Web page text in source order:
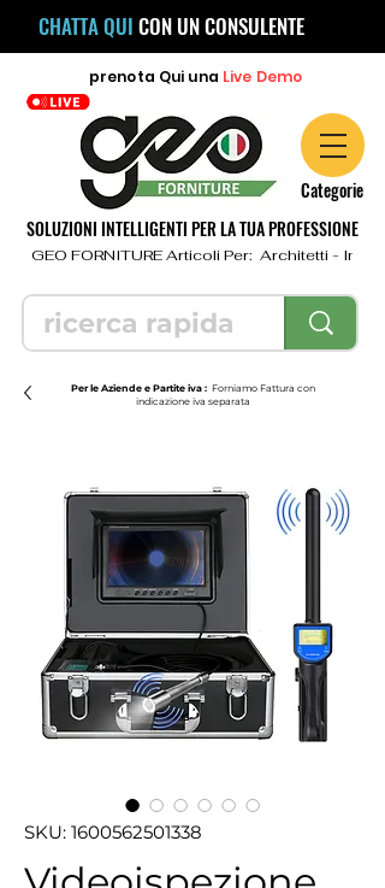
CHATTA QUI CON UN CONSULENTE
prenota Qui una Live Demo
Categorie
SOLUZIONI INTELLIGENTI PER LA TUA PROFESSIONE
GEO FORNITURE Articoli Per:  Architetti -
Per le Aziende e Partite iva : Forniamo Fattura con
indicazione iva separata
SKU: 1600562501338